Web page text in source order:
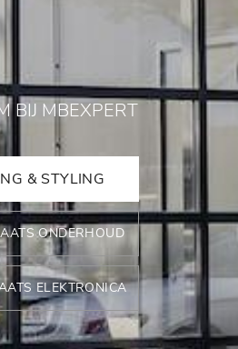
BIJ MBEXPERT
& STYLING
ONDERHOUD
ELEKTRONICA